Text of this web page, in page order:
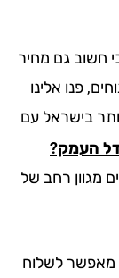
גם מחיר
אלינו
עם
רחב של
לשלוח